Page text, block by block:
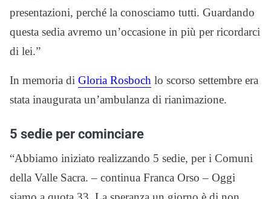
presentazioni, perché la conosciamo tutti. Guardando
questa sedia avremo un’occasione in più per ricordarci
di lei.”
In memoria di Gloria Rosboch lo scorso settembre era
stata inaugurata un’ambulanza di rianimazione.
5 sedie per cominciare
“Abbiamo iniziato realizzando 5 sedie, per i Comuni
della Valle Sacra. – continua Franca Orso – Oggi